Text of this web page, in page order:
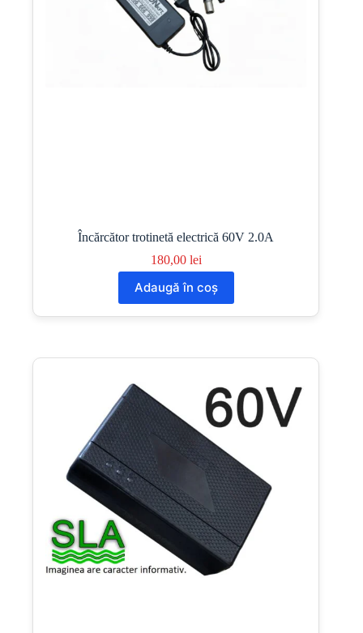
Încărcător trotinetă electrică 60V 2.0A
180,00 lei
Adaugă în coș